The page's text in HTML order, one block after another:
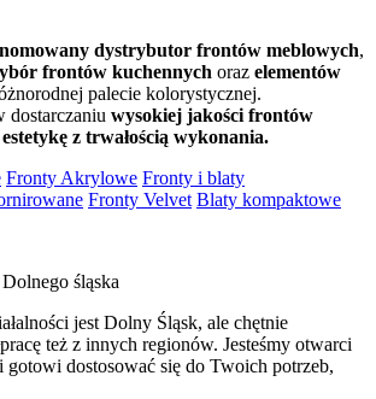
dystrybutor frontów meblowych,
frontów kuchennych oraz elementów
palecie kolorystycznej.
dostarczaniu wysokiej jakości frontów
z trwałością wykonania.
Fronty Akrylowe Fronty i blaty
Fronty Velvet Blaty kompaktowe
śląska
jest Dolny Śląsk, ale chętnie
też z innych regionów. Jesteśmy otwarci
dostosować się do Twoich potrzeb,